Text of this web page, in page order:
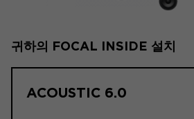
귀하의 FOCAL INSIDE 설치
ACOUSTIC 6.0